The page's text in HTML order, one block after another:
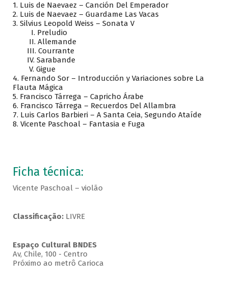
1. Luis de Naevaez – Canción Del Emperador
2. Luis de Naevaez – Guardame Las Vacas
3. Silvius Leopold Weiss – Sonata V
I. Preludio
II. Allemande
III. Courrante
IV. Sarabande
V. Gigue
4. Fernando Sor – Introducción y Variaciones sobre La
Flauta Mágica
5. Francisco Tárrega – Capricho Árabe
6. Francisco Tárrega – Recuerdos Del Allambra
7. Luis Carlos Barbieri – A Santa Ceia, Segundo Ataíde
8. Vicente Paschoal – Fantasia e Fuga
Ficha técnica:
Vicente Paschoal – violão
Classificação:LIVRE
Espaço Cultural BNDES
Av, Chile, 100 - Centro
Próximo ao metrô Carioca